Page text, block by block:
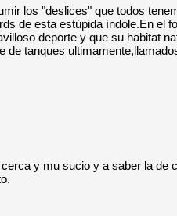
los "deslices" que todos
de esta estúpida índole.En el
deporte y que su habitat
de tanques
y mu sucio y a saber la de